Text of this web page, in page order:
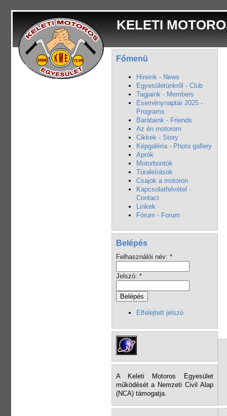
KELETI
Főmenü
Híreink - News
Egyesületünkről - Club
Tagjaink - Members
Eseménynaptár 2025 -
Programs
Barátaink - Friends
Az én motorom
Cikkek - Story
Képgaléria - Photo gallery
Aprók
Motorbontók
Túraleírások
Csajok a motoron
Kapcsolatfelvétel -
Contact
Linkek
Fórum - Forum
Belépés
Felhasználói név: *
Jelszó: *
Elfelejtett jelszó
A Keleti Motoros Egyesület
működését a Nemzeti Civil Alap
(NCA) támogatja.